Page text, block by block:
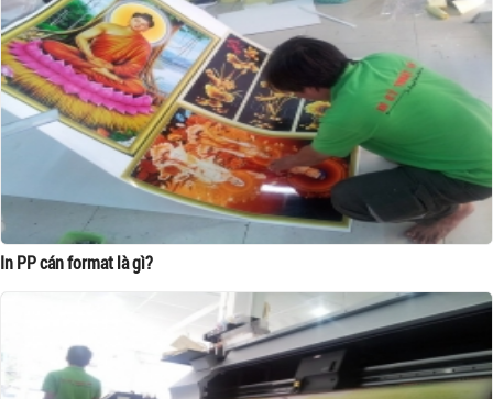
In PP cán format là gì?